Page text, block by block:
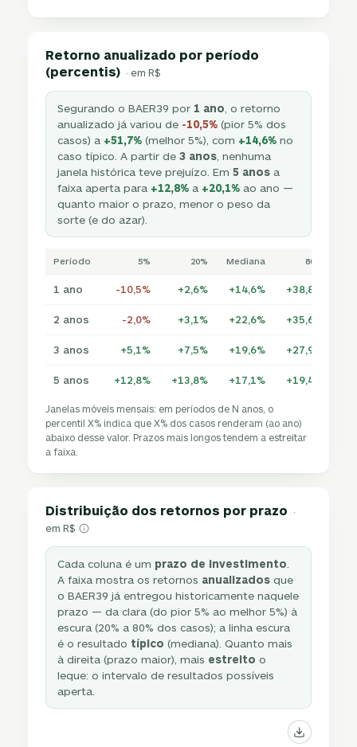
Retorno anualizado por período
(percentis) · em R$
Segurando o BAER39 por 1 ano , o retorno
anualizado já variou de -10,5% (pior 5% dos
casos) a +51,7% (melhor 5%), com +14,6% no
caso típico. A partir de3 anos , nenhuma
janela histórica teve prejuízo. Em5 anos a
faixa aperta para +12,8% a +20,1% ao ano —
quanto maior o prazo, menor o peso da
sorte (e do azar).
Período 5% 20% Mediana 80%
1 ano -10,5% +2,6% +14,6% +38,8%
2 anos -2,0% +3,1% +22,6% +35,6%
3 anos +5,1% +7,5% +19,6% +27,9%
5 anos +12,8% +13,8% +17,1% +19,4%
Janelas móveis mensais: em períodos de N anos, o
percentil X% indica que X% dos casos renderam (ao ano)
abaixo desse valor. Prazos mais longos tendem a estreitar
a faixa.
Distribuição dos retornos por prazo ·
em R$
Cada coluna é um prazo de investimento
A faixa mostra os retornos anualizados que
o BAER39 já entregou historicamente naquele
prazo — da clara (do pior 5% ao melhor 5%) à
escura (20% a 80% dos casos); a linha escura
é o resultado típico (mediana). Quanto mais
à direita (prazo maior), mais estreito o
leque: o intervalo de resultados possíveis
aperta.